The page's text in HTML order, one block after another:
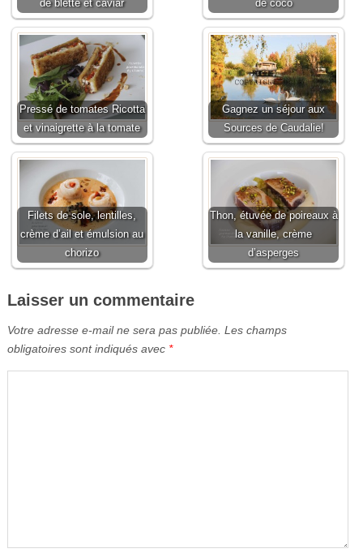
de blette et caviar
de coco
Pressé de tomates Ricotta
et vinaigrette à la tomate
Gagnez un séjour aux
Sources de Caudalie!
Filets de sole, lentilles,
crème d’ail et émulsion au
chorizo
Thon, étuvée de poireaux à
la vanille, crème
d’asperges
Laisser un commentaire
Votre adresse e-mail ne sera pas publiée. Les champs
obligatoires sont indiqués avec *